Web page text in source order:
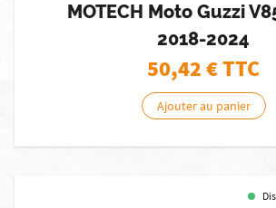
MOTECH Moto Guzzi
2018-2024
50,42€ TTC
Ajouter au panier